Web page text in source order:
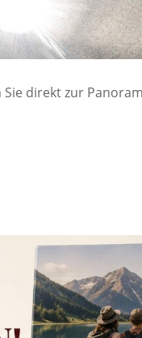
Sie direkt zur